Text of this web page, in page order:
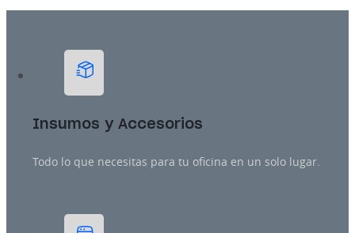
Insumos y Accesorios
Todo lo que necesitas para tu oficina en un solo lugar.